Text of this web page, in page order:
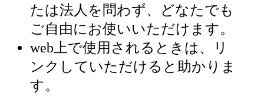
たは法人を問わず、どなたでも
ご自由にお使いいただけます。
web上で使用されるときは、リ
ンクしていただけると助かりま
す。